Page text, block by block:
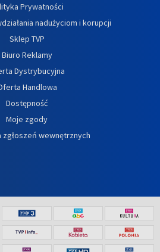
Prywatności
nadużyciom i korupcji
Sklep TVP
Biuro Reklamy
Dystrybucyjna
Handlowa
Dostępność
Moje zgody
zgłoszeń wewnętrznych